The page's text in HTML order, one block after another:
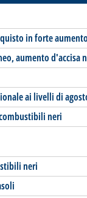
in forte
aumento d'accisa
ai livelli di
neri
neri